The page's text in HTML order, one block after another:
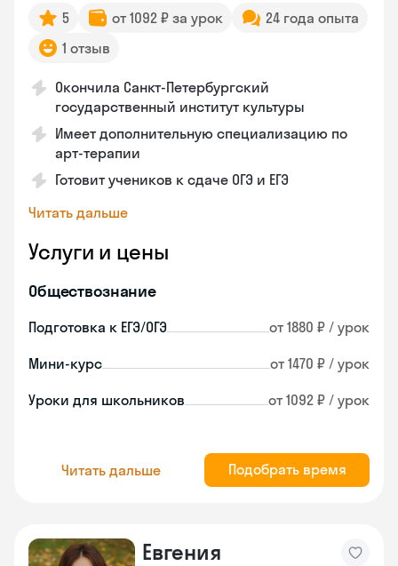
5 от 1092 ₽ за урок
24 года опыта
1 отзыв
Окончила Санкт-Петербургский
государственный институт культуры
Имеет дополнительную специализацию по
арт-терапии
Готовит учеников к сдаче ОГЭ и ЕГЭ
Читать дальше
Услуги и цены
Обществознание
Подготовка к ЕГЭ/ОГЭ от 1880 ₽ / урок
Мини-курс от 1470 ₽ / урок
Уроки для школьников от 1092 ₽ / урок
Читать дальше Подобрать время
Евгения